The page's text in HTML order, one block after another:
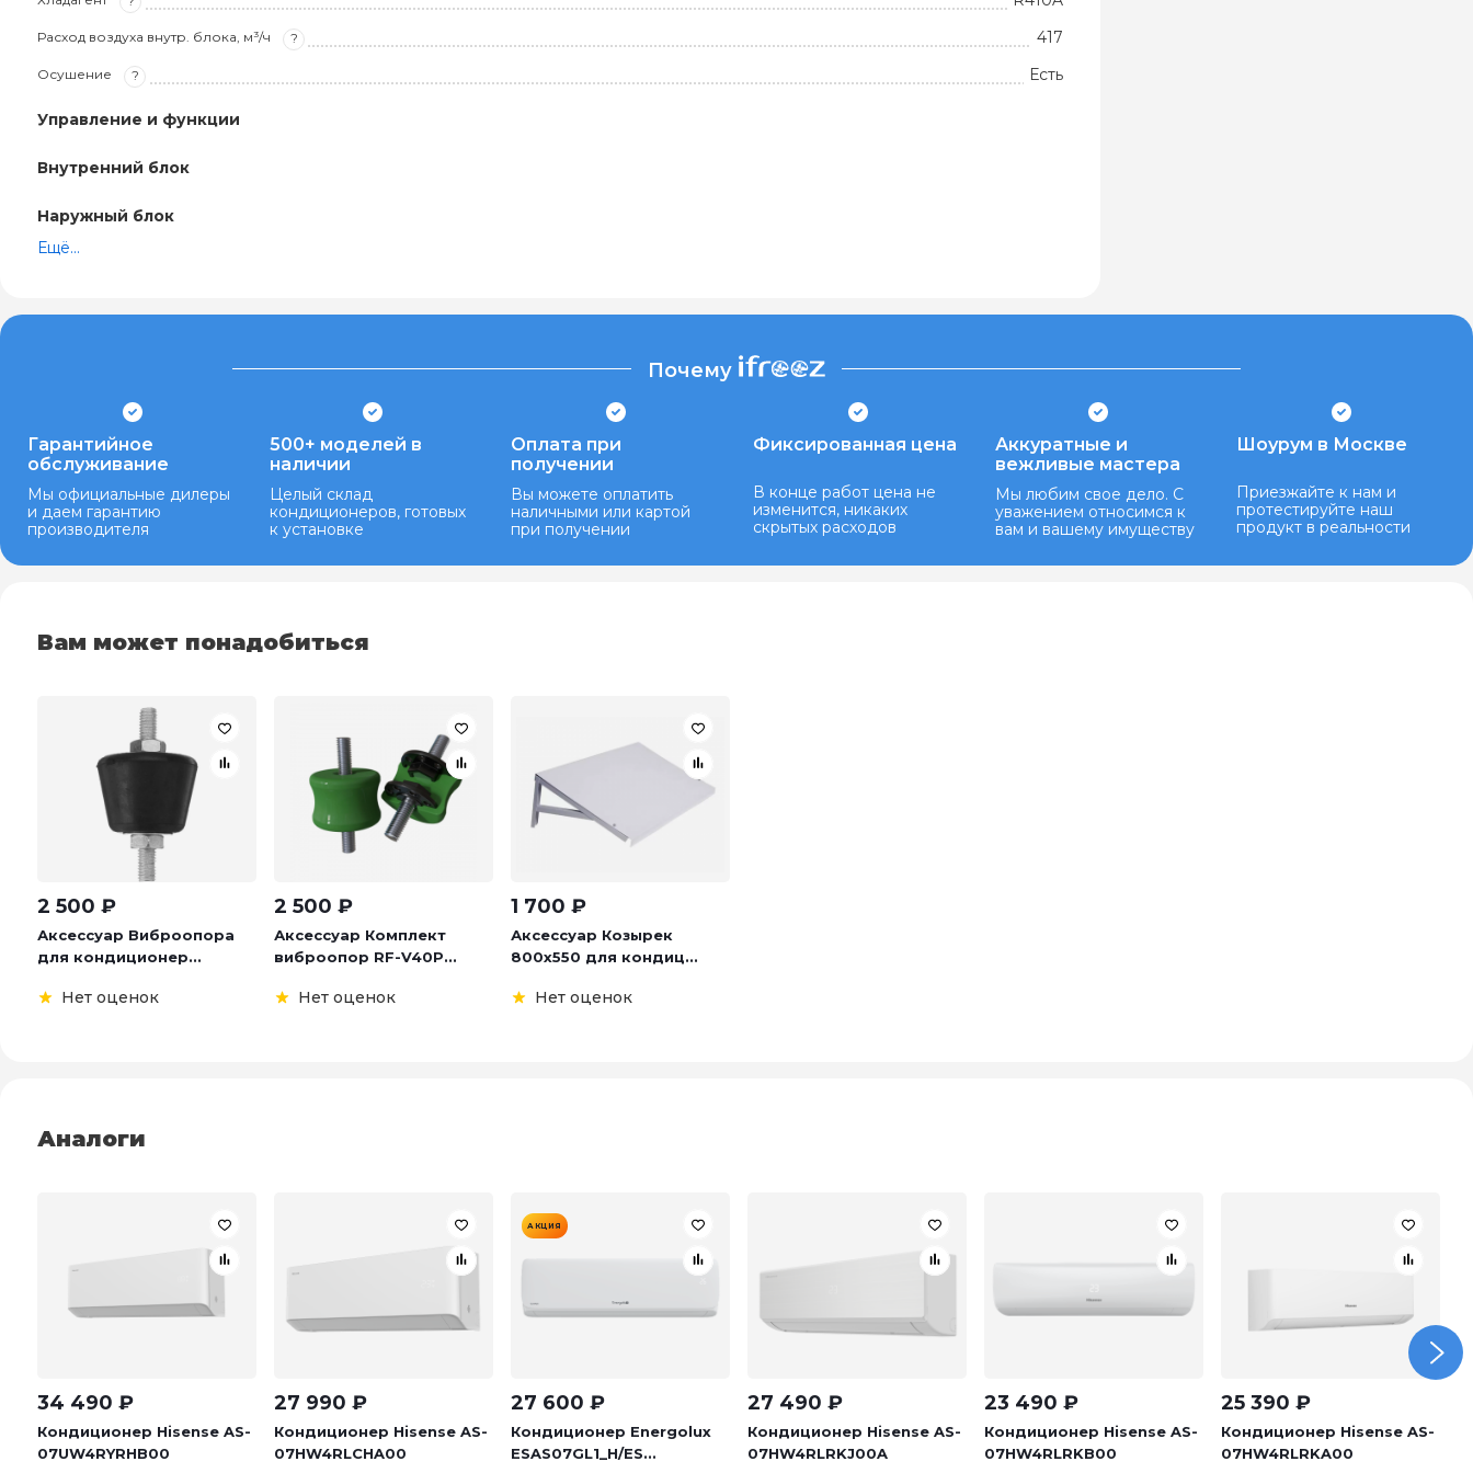
Расход воздуха внутр. блока, м³/ч ? 417
Осушение ? Есть
Управление и функции
Внутренний блок
Наружный блок
Ещё...
Почему
Гарантийное
обслуживание
Мы официальные дилеры
и даем гарантию
производителя
500+ моделей в
наличии
Целый склад
кондиционеров, готовых
к установке
Оплата при
получении
Вы можете оплатить
наличными или картой
при получении
Фиксированная цена
В конце работ цена не
изменится, никаких
скрытых расходов
Аккуратные и
вежливые мастера
Мы любим свое дело. С
уважением относимся к
вам и вашему имуществу
Шоурум в Москве
Приезжайте к нам и
протестируйте наш
продукт в реальности
Вам может понадобиться
2 500 ₽
Аксессуар Виброопора
для кондиционер...
Нет оценок
2 500 ₽
Аксессуар Комплект
виброопор RF-V40P...
Нет оценок
1 700 ₽
Аксессуар Козырек
800х550 для кондиц...
Нет оценок
Аналоги
34 490 ₽
Кондиционер Hisense AS-
07UW4RYRHB00
27 990 ₽
Кондиционер Hisense AS-
07HW4RLCHA00
АКЦИЯ
27 600 ₽
Кондиционер Energolux
ESAS07GL1_H/ES...
27 490 ₽
Кондиционер Hisense AS-
07HW4RLRKJ00A
23 490 ₽
Кондиционер Hisense AS-
07HW4RLRKB00
25 390 ₽
Кондиционер Hisense AS-
07HW4RLRKA00